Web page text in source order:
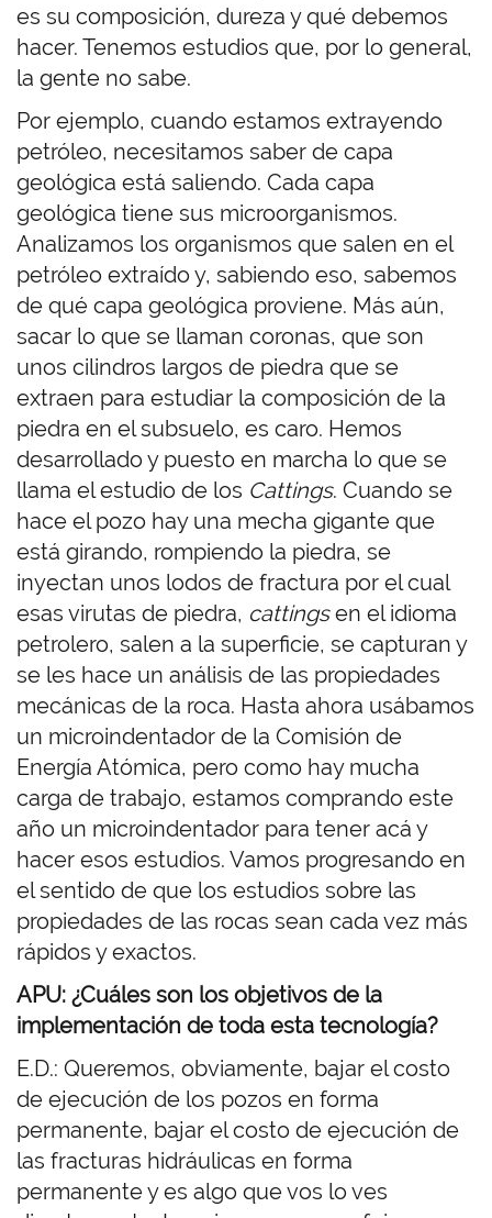
es su composición, dureza y qué debemos
hacer. Tenemos estudios que, por lo general,
la gente no sabe.
Por ejemplo, cuando estamos extrayendo
petróleo, necesitamos saber de capa
geológica está saliendo. Cada capa
geológica tiene sus microorganismos.
Analizamos los organismos que salen en el
petróleo extraído y, sabiendo eso, sabemos
de qué capa geológica proviene. Más aún,
sacar lo que se llaman coronas, que son
unos cilindros largos de piedra que se
extraen para estudiar la composición de la
piedra en el subsuelo, es caro. Hemos
desarrollado y puesto en marcha lo que se
llama el estudio de los Cattings. Cuando se
hace el pozo hay una mecha gigante que
está girando, rompiendo la piedra, se
inyectan unos lodos de fractura por el cual
esas virutas de piedra, cattingsen el idioma
petrolero, salen a la superficie, se capturan y
se les hace un análisis de las propiedades
mecánicas de la roca. Hasta ahora usábamos
un microindentador de la Comisión de
Energía Atómica, pero como hay mucha
carga de trabajo, estamos comprando este
año un microindentador para tener acá y
hacer esos estudios. Vamos progresando en
el sentido de que los estudios sobre las
propiedades de las rocas sean cada vez más
rápidos y exactos.
APU: ¿Cuáles son los objetivos de la
implementación de toda esta tecnología?
E.D.: Queremos, obviamente, bajar el costo
de ejecución de los pozos en forma
permanente, bajar el costo de ejecución de
las fracturas hidráulicas en forma
permanente y es algo que vos lo ves